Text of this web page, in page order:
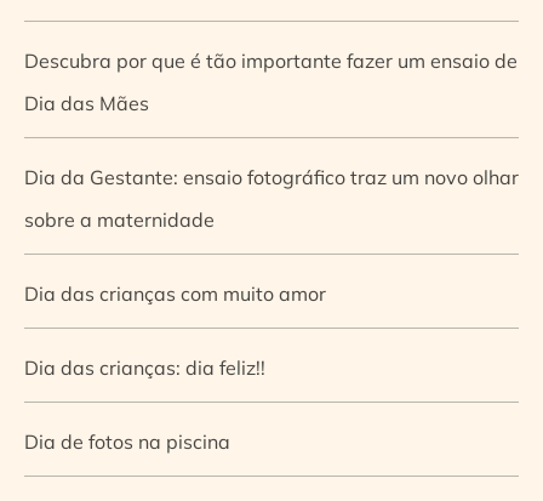
Descubra por que é tão importante fazer um ensaio de
Dia das Mães
Dia da Gestante: ensaio fotográfico traz um novo olhar
sobre a maternidade
Dia das crianças com muito amor
Dia das crianças: dia feliz!!
Dia de fotos na piscina